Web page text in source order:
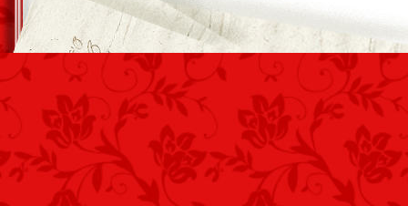
a tengerre hajló dombokon,
a lángoló nap vízbe omlik,
szemedt?l fénylik föl homlokom.
Szép vagy, mint a Gileád völgye,
mint es? után a jázminok,
létemnek bokrán tündökölsz,
illatoddal szívem bódítod.
A szépséged oly egyszer?,